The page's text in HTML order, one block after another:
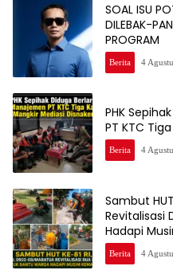
SOAL ISU
DILEBAK-
PROGRAM
Berita 4
PHK
PT KTC
Berita 4
Sambut
Revitalisasi
Hadapi
Berita 4